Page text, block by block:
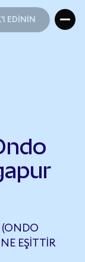
EDİNİN
(ONDO
EŞITTIR